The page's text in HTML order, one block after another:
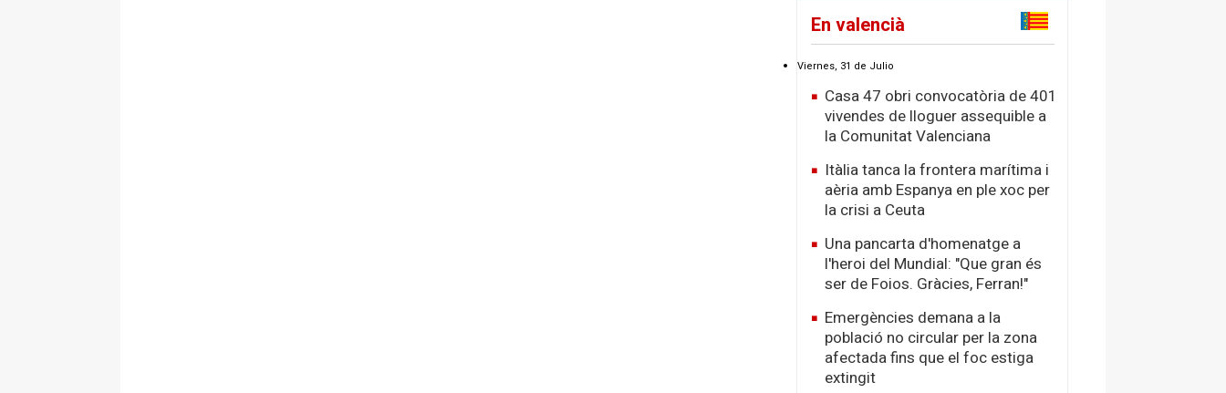
En valencià
Viernes, 31 de Julio
Casa 47 obri convocatòria de 401
vivendes de lloguer assequible a
la Comunitat Valenciana
Itàlia tanca la frontera marítima i
aèria amb Espanya en ple xoc per
la crisi a Ceuta
Una pancarta d'homenatge a
l'heroi del Mundial: "Que gran és
ser de Foios. Gràcies, Ferran!"
Emergències demana a la
població no circular per la zona
afectada fins que el foc estiga
extingit